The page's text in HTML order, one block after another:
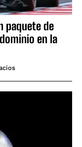
paquete de
en la